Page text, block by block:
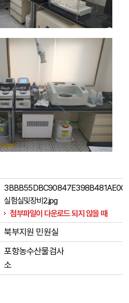
실험실및장비2.jpg
첨부파일이 다운로드 되지 않을 때
북부지원 민원실
포항농수산물검사
소